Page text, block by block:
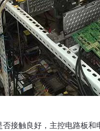
接触良好，主控电路板